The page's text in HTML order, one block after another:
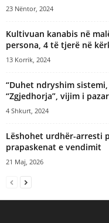
23 Nëntor, 2024
Kultivuan kanabis në
persona, 4 të tjerë në
13 Korrik, 2024
“Duhet ndryshim
“Zgjedhorja”, vijim i
4 Shkurt, 2024
Lëshohet urdhër-arresti
prapaskenat e vendimit
21 Maj, 2026